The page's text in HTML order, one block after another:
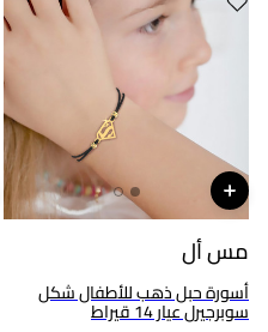
مس أل
أسورة حبل ذهب للأطفال شكل
سوبرجيرل عيار 14 قيراط